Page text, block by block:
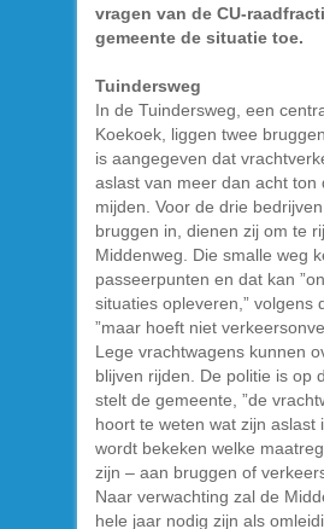
vragen van de CU-
gemeente de situatie toe.
Tuindersweg
In de Tuindersweg, een
Koekoek, liggen twee
is aangegeven dat
aslast van meer dan acht ton
mijden. Voor de drie
bruggen in, dienen zij om te
Middenweg. Die smalle weg
passeerpunten en dat kan
situaties opleveren,” volgens
”maar hoeft niet
Lege vrachtwagens kunnen
blijven rijden. De politie is op
stelt de gemeente, ”de
hoort te weten wat zijn aslast
wordt bekeken welke
zijn – aan bruggen of
Naar verwachting zal de
hele jaar nodig zijn als